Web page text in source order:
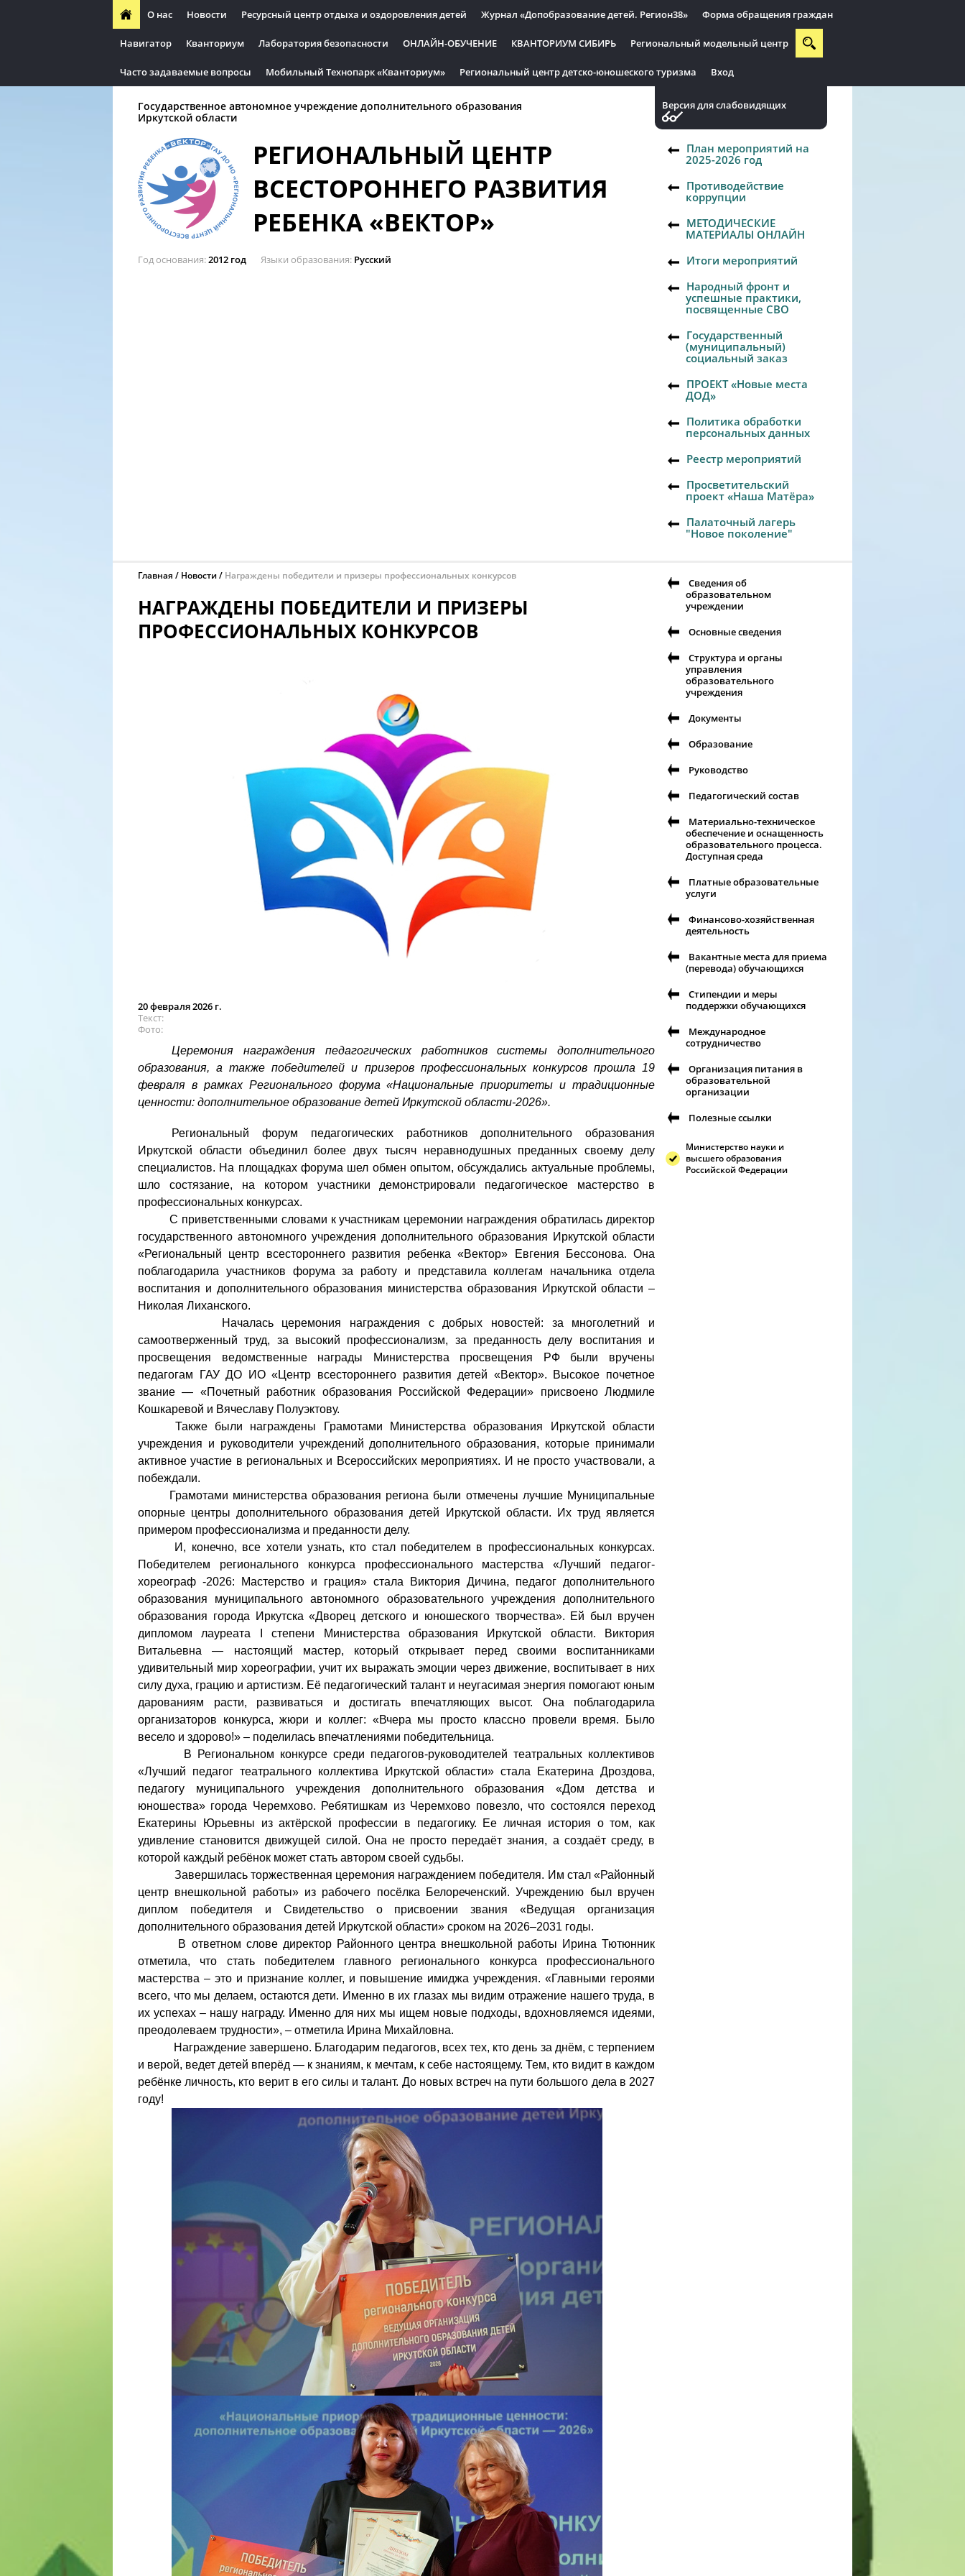
О нас Новости Ресурсный центр отдыха и оздоровления детей Журнал «Допобразование детей. Регион38» Форма обращения граждан
Навигатор Кванториум Лаборатория безопасности ОНЛАЙН-ОБУЧЕНИЕ КВАНТОРИУМ СИБИРЬ Региональный модельный центр
Часто задаваемые вопросы Мобильный Технопарк «Кванториум» Региональный центр детско-юношеского туризма Вход
Государственное автономное учреждение дополнительного образования
Иркутской области
РЕГИОНАЛЬНЫЙ ЦЕНТР
ВСЕСТОРОННЕГО РАЗВИТИЯ
РЕБЕНКА «ВЕКТОР»
Год основания 2012 год Языки образования Русский
Версия для слабовидящих
План мероприятий на
2025-2026 год
Противодействие
коррупции
МЕТОДИЧЕСКИЕ
МАТЕРИАЛЫ ОНЛАЙН
Итоги мероприятий
Народный фронт и
успешные практики,
посвященные СВО
Государственный
(муниципальный)
социальный заказ
ПРОЕКТ «Новые места
ДОД»
Политика обработки
персональных данных
Реестр мероприятий
Просветительский
проект «Наша Матёра»
Палаточный лагерь
"Новое поколение"
Главная Новости Награждены победители и призеры профессиональных конкурсов
НАГРАЖДЕНЫ ПОБЕДИТЕЛИ И ПРИЗЕРЫ
ПРОФЕССИОНАЛЬНЫХ КОНКУРСОВ
20 февраля 2026 г.
Текст
Фото
Церемония награждения педагогических работников системы дополнительного
образования, а также победителей и призеров профессиональных конкурсов прошла 19
февраля в рамках Регионального форума «Национальные приоритеты и традиционные
ценности: дополнительное образование детей Иркутской области-2026».
Региональный форум педагогических работников дополнительного образования
Иркутской области объединил более двух тысяч неравнодушных преданных своему делу
специалистов. На площадках форума шел обмен опытом, обсуждались актуальные проблемы,
шло состязание, на котором участники демонстрировали педагогическое мастерство в
профессиональных конкурсах.
С приветственными словами к участникам церемонии награждения обратилась директор
государственного автономного учреждения дополнительного образования Иркутской области
«Региональный центр всестороннего развития ребенка «Вектор» Евгения Бессонова. Она
поблагодарила участников форума за работу и представила коллегам начальника отдела
воспитания и дополнительного образования министерства образования Иркутской области –
Николая Лиханского.
Началась церемония награждения с добрых новостей: за многолетний и
самоотверженный труд, за высокий профессионализм, за преданность делу воспитания и
просвещения ведомственные награды Министерства просвещения РФ были вручены
педагогам ГАУ ДО ИО «Центр всестороннего развития детей «Вектор». Высокое почетное
звание — «Почетный работник образования Российской Федерации» присвоено Людмиле
Кошкаревой и Вячеславу Полуэктову.
Также были награждены Грамотами Министерства образования Иркутской области
учреждения и руководители учреждений дополнительного образования, которые принимали
активное участие в региональных и Всероссийских мероприятиях. И не просто участвовали, а
побеждали.
Грамотами министерства образования региона были отмечены лучшие Муниципальные
опорные центры дополнительного образования детей Иркутской области. Их труд является
примером профессионализма и преданности делу.
И, конечно, все хотели узнать, кто стал победителем в профессиональных конкурсах.
Победителем регионального конкурса профессионального мастерства «Лучший педагог-
хореограф -2026: Мастерство и грация» стала Виктория Дичина, педагог дополнительного
образования муниципального автономного образовательного учреждения дополнительного
образования города Иркутска «Дворец детского и юношеского творчества». Ей был вручен
дипломом лауреата I степени Министерства образования Иркутской области. Виктория
Витальевна — настоящий мастер, который открывает перед своими воспитанниками
удивительный мир хореографии, учит их выражать эмоции через движение, воспитывает в них
силу духа, грацию и артистизм. Её педагогический талант и неугасимая энергия помогают юным
дарованиям расти, развиваться и достигать впечатляющих высот. Она поблагодарила
организаторов конкурса, жюри и коллег: «Вчера мы просто классно провели время. Было
весело и здорово!» – поделилась впечатлениями победительница.
В Региональном конкурсе среди педагогов-руководителей театральных коллективов
«Лучший педагог театрального коллектива Иркутской области» стала Екатерина Дроздова,
педагогу муниципального учреждения дополнительного образования «Дом детства и
юношества» города Черемхово. Ребятишкам из Черемхово повезло, что состоялся переход
Екатерины Юрьевны из актёрской профессии в педагогику. Ее личная история о том, как
удивление становится движущей силой. Она не просто передаёт знания, а создаёт среду, в
которой каждый ребёнок может стать автором своей судьбы.
Завершилась торжественная церемония награждением победителя. Им стал «Районный
центр внешкольной работы» из рабочего посёлка Белореченский. Учреждению был вручен
диплом победителя и Свидетельство о присвоении звания «Ведущая организация
дополнительного образования детей Иркутской области» сроком на 2026–2031 годы.
В ответном слове директор Районного центра внешкольной работы Ирина Тютюнник
отметила, что стать победителем главного регионального конкурса профессионального
мастерства – это и признание коллег, и повышение имиджа учреждения. «Главными героями
всего, что мы делаем, остаются дети. Именно в их глазах мы видим отражение нашего труда, в
их успехах – нашу награду. Именно для них мы ищем новые подходы, вдохновляемся идеями,
преодолеваем трудности», – отметила Ирина Михайловна.
Награждение завершено. Благодарим педагогов, всех тех, кто день за днём, с терпением
и верой, ведет детей вперёд — к знаниям, к мечтам, к себе настоящему. Тем, кто видит в каждом
ребёнке личность, кто верит в его силы и талант. До новых встреч на пути большого дела в 2027
году!
Сведения об
образовательном
учреждении
Основные сведения
Структура и органы
управления
образовательного
учреждения
Документы
Образование
Руководство
Педагогический состав
Материально-техническое
обеспечение и оснащенность
образовательного процесса.
Доступная среда
Платные образовательные
услуги
Финансово-хозяйственная
деятельность
Вакантные места для приема
(перевода) обучающихся
Стипендии и меры
поддержки обучающихся
Международное
сотрудничество
Организация питания в
образовательной
организации
Полезные ссылки
Министерство науки и
высшего образования
Российской Федерации